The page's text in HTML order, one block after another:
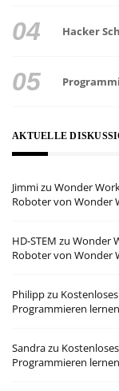
Hacker
AKTUELLE
Jimmizu Wonder
Roboter von Wonder
HD-STEM zu Wonder
Roboter von Wonder
Philippzu
Programmieren lernen
Sandrazu
Programmieren lernen